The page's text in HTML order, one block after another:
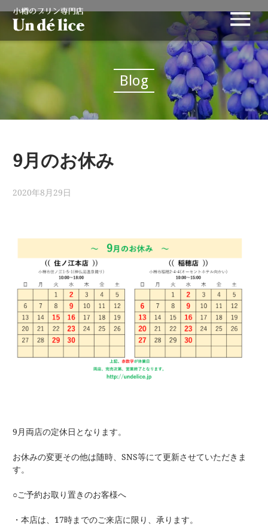
Blog
9月のお休み
2020年8月29日
9月両店の定休日となります。
お休みの変更その他は随時、SNS等にて更新させていただきま
す。
○ご予約お取り置きのお客様へ
・本店は、17時までのご来店に限り、承ります。